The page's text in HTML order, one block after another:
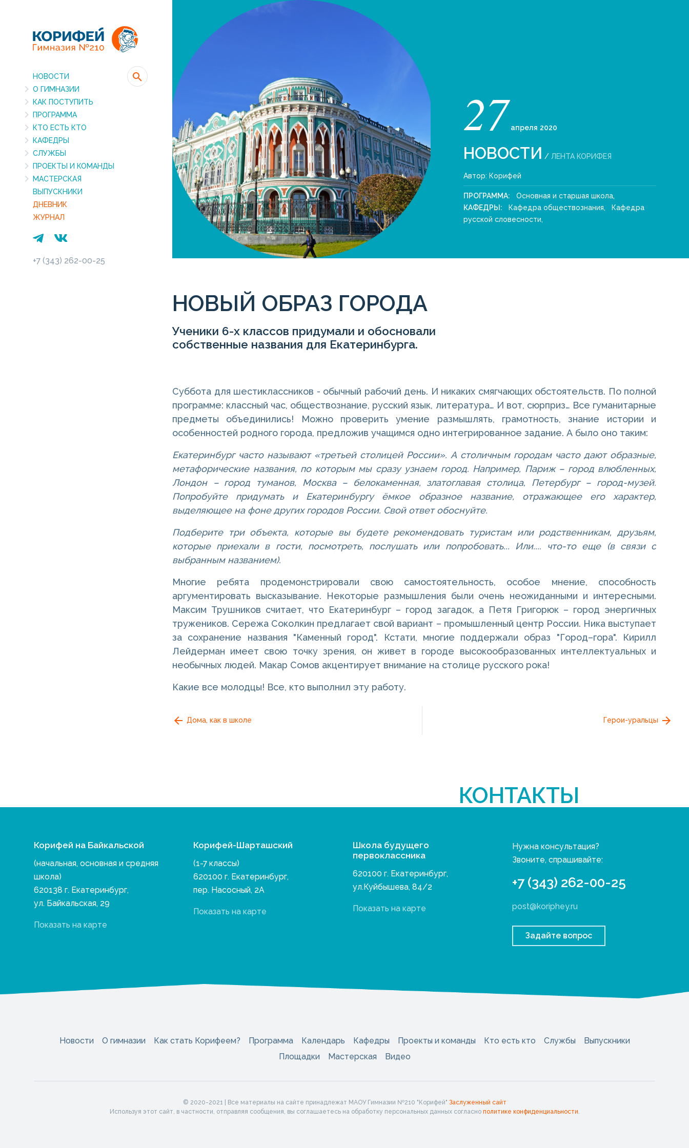
НОВОСТИ
О ГИМНАЗИИ
КАК ПОСТУПИТЬ
ПРОГРАММА
КТО ЕСТЬ КТО
КАФЕДРЫ
СЛУЖБЫ
ПРОЕКТЫ И КОМАНДЫ
МАСТЕРСКАЯ
ВЫПУСКНИКИ
ДНЕВНИК
ЖУРНАЛ
+7 (343) 262-00-25
27 апреля 2020
НОВОСТИ / ЛЕНТА КОРИФЕЯ
Автор: Корифей
ПРОГРАММА: Основная и старшая школа,
КАФЕДРЫ:
Кафедра обществознания,
Кафедра
русской словесности,
НОВЫЙ ОБРАЗ ГОРОДА
Ученики 6-х классов придумали и обосновали
собственные названия для Екатеринбурга.
Суббота для шестиклассников - обычный рабочий день. И никаких смягчающих обстоятельств. По полной
программе: классный час, обществознание, русский язык, литература… И вот, сюрприз… Все гуманитарные
предметы объединились! Можно проверить умение размышлять, грамотность, знание истории и
особенностей родного города, предложив учащимся одно интегрированное задание. А было оно таким:
Екатеринбург часто называют «третьей столицей России». А столичным городам часто дают образные,
метафорические названия, по которым мы сразу узнаем город. Например, Париж – город влюбленных,
Лондон – город туманов, Москва – белокаменная, златоглавая столица, Петербург – город-музей.
Попробуйте придумать и Екатеринбургу ёмкое образное название, отражающее его характер,
выделяющее на фоне других городов России. Свой ответ обоснуйте.
Подберите три объекта, которые вы будете рекомендовать туристам или родственникам, друзьям,
которые приехали в гости, посмотреть, послушать или попробовать... Или.... что-то еще (в связи с
выбранным названием).
Многие ребята продемонстрировали свою самостоятельность, особое мнение, способность
аргументировать высказывание. Некоторые размышления были очень неожиданными и интересными.
Максим Трушников считает, что Екатеринбург – город загадок, а Петя Григорюк – город энергичных
тружеников. Сережа Соколкин предлагает свой вариант – промышленный центр России. Ника выступает
за сохранение названия "Каменный город". Кстати, многие поддержали образ "Город–гора". Кирилл
Лейдерман имеет свою точку зрения, он живет в городе высокообразованных интеллектуальных и
необычных людей. Макар Сомов акцентирует внимание на столице русского рока!
Какие все молодцы! Все, кто выполнил эту работу.
Дома, как в школе Герои-уральцы
КОНТАКТЫ
Корифей на Байкальской
(начальная, основная и средняя
школа)
620138 г. Екатеринбург,
ул. Байкальская, 29
Показать на карте
Корифей-Шарташский
(1-7 классы)
620100 г. Екатеринбург,
пер. Насосный, 2А
Показать на карте
Школа будущего
первоклассника
620100 г. Екатеринбург,
ул.Куйбышева, 84/2
Показать на карте
Нужна консультация?
Звоните, спрашивайте:
+7 (343) 262-00-25
post@koriphey.ru
Задайте вопрос
Новости О гимназии Как стать Корифеем? Программа Календарь Кафедры Проекты и команды Кто есть кто Службы
Выпускники
Площадки
Мастерская Видео
© 2020-2021 | Все материалы на сайте принадлежат МАОУ Гимназии №210 "Корифей" Заслуженный сайт
Используя этот сайт, в частности, отправляя сообщения, вы соглашаетесь на обработку персональных данных согласно политике конфиденциальности.